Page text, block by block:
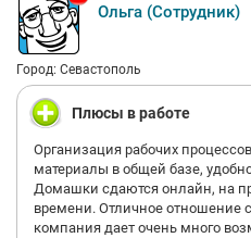
Ольга (Сотрудник)
Город: Севастополь
Плюсы в работе
Организация рабочих
материалы в общей базе,
Домашки сдаются онлайн, на
времени. Отличное отношение
компания дает очень много